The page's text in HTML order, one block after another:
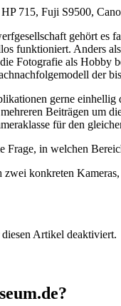
715, Fuji S9500,
gehört es
funktioniert. Anders
Fotografie als Hobby
der
gerne
Beiträgen um
für den
Frage, in welchen
konkreten
Artikel deaktiviert.